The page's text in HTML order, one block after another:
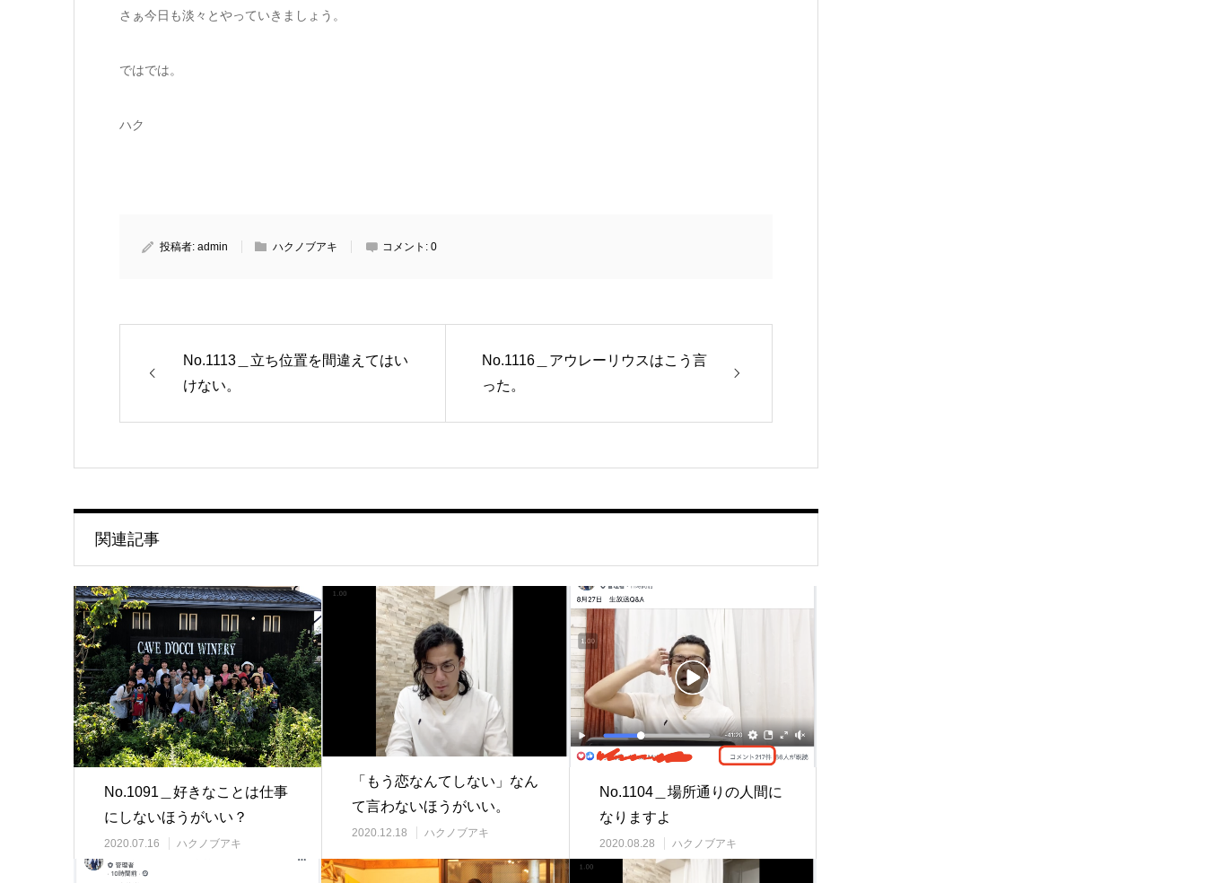
さぁ今日も淡々とやっていきましょう。
ではでは。
ハク
投稿者: admin ハクノブアキ コメント: 0
No.1113＿立ち位置を間違えてはい
けない。
No.1116＿アウレーリウスはこう言
った。
関連記事
No.1091＿好きなことは仕事
にしないほうがいい？
2020.07.16 ハクノブアキ
「もう恋なんてしない」なん
て言わないほうがいい。
2020.12.18 ハクノブアキ
No.1104＿場所通りの人間に
なりますよ
2020.08.28 ハクノブアキ